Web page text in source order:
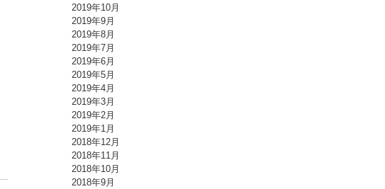
2019年10月
2019年9月
2019年8月
2019年7月
2019年6月
2019年5月
2019年4月
2019年3月
2019年2月
2019年1月
2018年12月
2018年11月
2018年10月
2018年9月